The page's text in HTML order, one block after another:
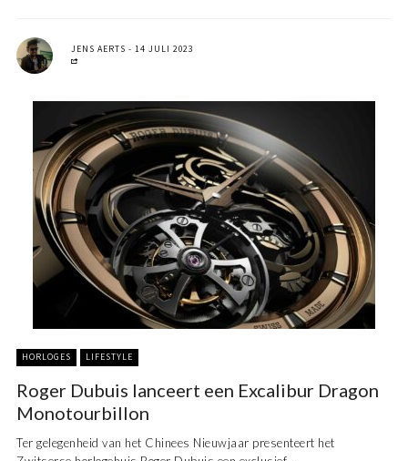
JENS AERTS 14 JULI 2023
HORLOGES LIFESTYLE
Roger Dubuis lanceert een Excalibur Dragon
Monotourbillon
Ter gelegenheid van het Chinees Nieuwjaar presenteert het